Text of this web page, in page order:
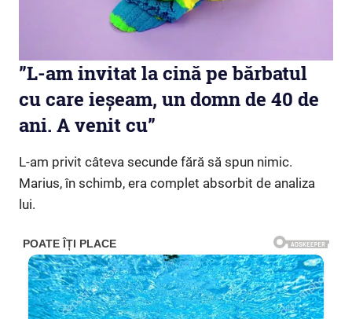
”L-am invitat la cină pe bărbatul
cu care ieșeam, un domn de 40 de
ani. A venit cu”
L-am privit câteva secunde fără să spun nimic.
Marius, în schimb, era complet absorbit de analiza
lui.